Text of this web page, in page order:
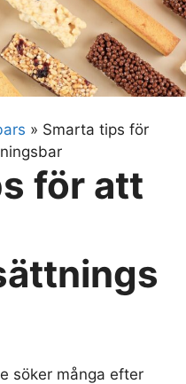
» Smarta tips för
för att
söker många efter